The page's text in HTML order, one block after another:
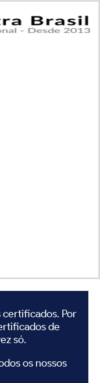
certificados. Por
de
só.
os nossos